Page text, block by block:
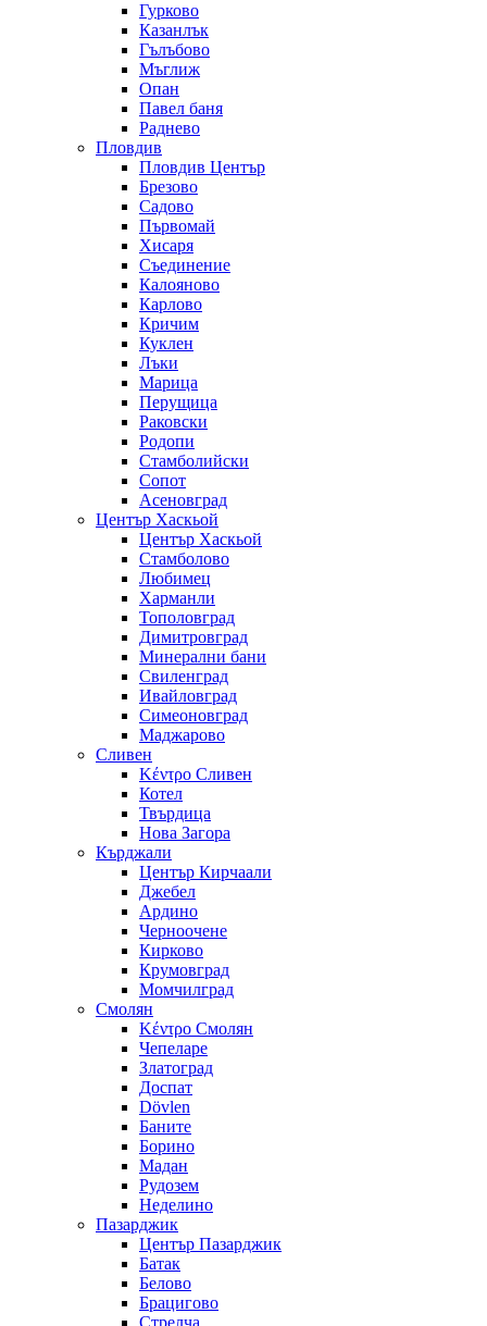
Гурково
Казанлък
Гълъбово
Мъглиж
Опан
Павел баня
Раднево
Пловдив
Пловдив Център
Брезово
Садово
Първомай
Хисаря
Съединение
Калояново
Карлово
Кричим
Куклен
Лъки
Марица
Перущица
Раковски
Родопи
Стамболийски
Сопот
Асеновград
Център Хаскьой
Център Хаскьой
Стамболово
Любимец
Харманли
Тополовград
Димитровград
Минерални бани
Свиленград
Ивайловград
Симеоновград
Маджарово
Сливен
Κέντρο Сливен
Котел
Твърдица
Нова Загора
Кърджали
Център Кирчаали
Джебел
Ардино
Черноочене
Кирково
Крумовград
Момчилград
Смолян
Κέντρο Смолян
Чепеларе
Златоград
Доспат
Dövlen
Баните
Борино
Мадан
Рудозем
Неделино
Пазарджик
Център Пазарджик
Батак
Белово
Брацигово